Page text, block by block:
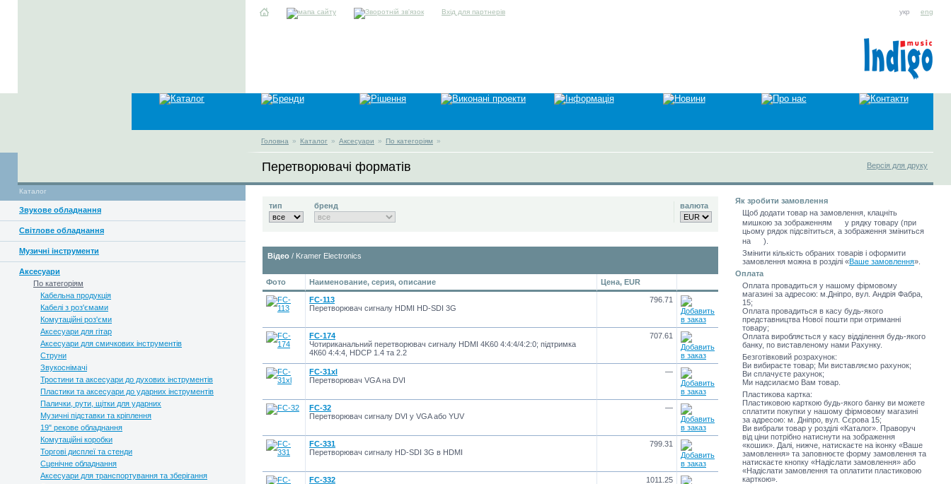
Вхід для партнерів укр eng
Головна » Каталог » Аксесуари » По категоріям »
Перетворювачі форматів Версія для друку
Каталог
Звукове обладнання
Світлове обладнання
Музичні інструменти
Аксесуари
По категоріям
Кабельна продукція
Кабелі з роз'ємами
Комутаційні роз'єми
Аксесуари для гітар
Аксесуари для смичкових інструментів
Струни
Звукоснімачі
Тростини та аксесуари до духових інструментів
Пластики та аксесуари до ударних інструментів
Палички, рути, щітки для ударних
Музичні підставки та кріплення
19" рекове обладнання
Комутаційні коробки
Торгові дисплеї та стенди
Сценічне обладнання
Аксесуари для транспортування та зберігання
валюта
тип бренд
Відео / Kramer Electronics
Фото Наименование, серия, описание Цена, EUR
FC-113
Перетворювач сигналу HDMI HD-SDI 3G
796.71
FC-174
Чотириканальний перетворювач сигналу HDMI 4K60 4:4:4/4:2:0; підтримка
4К60 4:4:4, HDCP 1.4 та 2.2
707.61
FC-31xl
Перетворювач VGA на DVI
—
FC-32
Перетворювач сигналу DVI у VGA або YUV
—
FC-331
Перетворювач сигналу HD-SDI 3G в HDMI
799.31
FC-332
1011.25
Як зробити замовлення
Щоб додати товар на замовлення, клацніть
мишкою за зображенням
у рядку товару (при
цьому рядок підсвітиться, а зображення зміниться
на
).
Змінити кількість обраних товарів і оформити
замовлення можна в розділі «Ваше замовлення»
Оплата
Оплата провадиться у нашому фірмовому
магазині за адресою: м.Дніпро, вул. Андрія Фабра,
15;
Оплата провадиться в касу будь-якого
представництва Нової пошти при отриманні
товару;
Оплата виробляється у касу відділення будь-якого
банку, по виставленому нами Рахунку.
Безготівковий розрахунок:
Ви вибираєте товар; Ми виставляємо рахунок;
Ви сплачуєте рахунок;
Ми надсилаємо Вам товар.
Пластикова картка:
Пластиковою карткою будь-якого банку ви можете
сплатити покупки у нашому фірмовому магазині
за адресою: м. Дніпро, вул. Сєрова 15;
Ви вибрали товар у розділі «Каталог». Праворуч
від ціни потрібно натиснути на зображення
«кошик». Далі, нижче, натискаєте на іконку «Ваше
замовлення» та заповнюєте форму замовлення та
натискаєте кнопку «Надіслати замовлення» або
«Надіслати замовлення та оплатити пластиковою
карткою».